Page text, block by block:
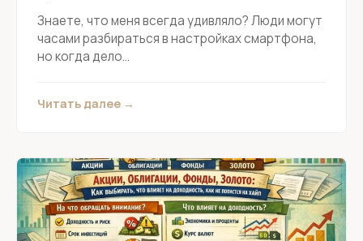
Знаете, что меня всегда удивляло? Люди могут
часами разбираться в настройках смартфона,
но когда дело...
Читать далее →